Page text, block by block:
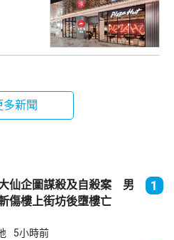
多新聞
仙企圖謀殺及自殺案 男
傷樓上街坊後墮樓亡
1
5小時前